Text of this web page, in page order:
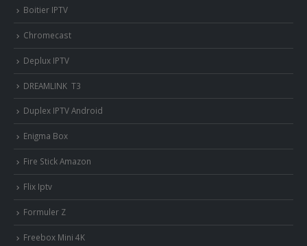
Boitier IPTV
Chromecast
Deplux IPTV
DREAMLINK T3
Duplex IPTV Android
Enigma Box
Fire Stick Amazon
Flix Iptv
Formuler Z
Freebox Mini 4K